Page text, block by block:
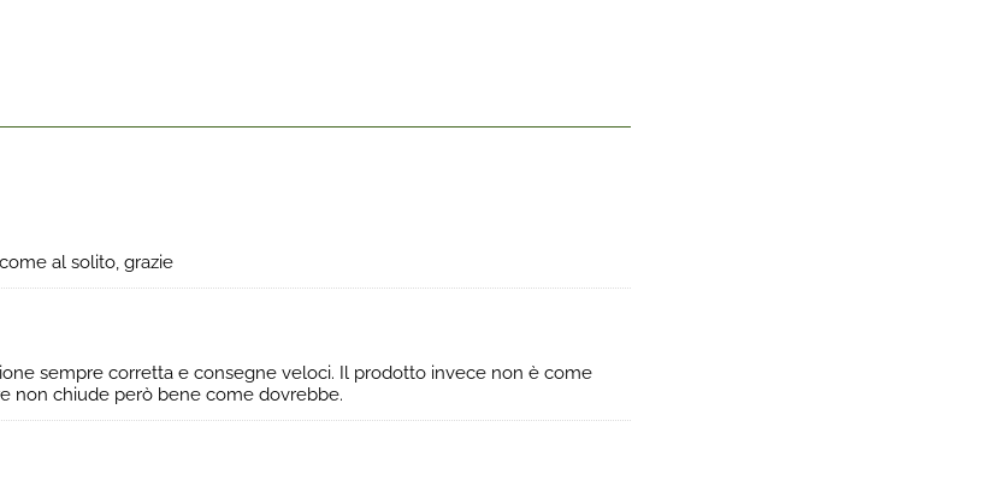
al solito, grazie
sempre corretta e consegne veloci. Il prodotto invece non è come
non chiude però bene come dovrebbe.